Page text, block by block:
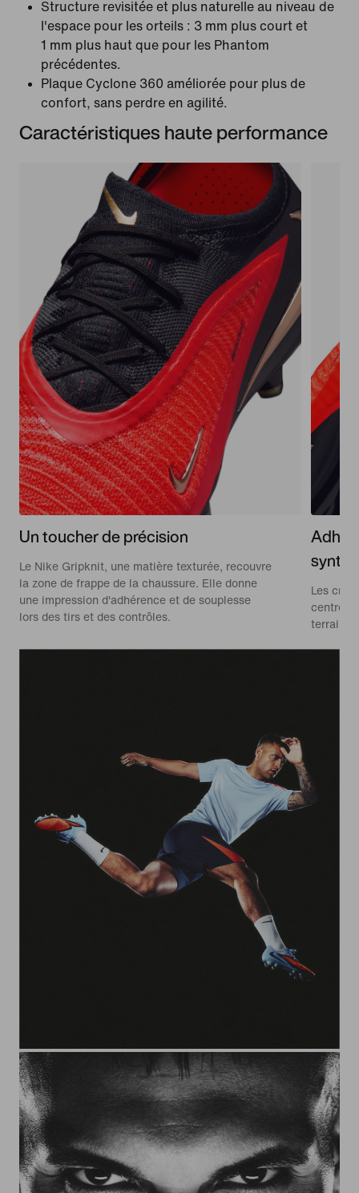
Structure revisitée et plus naturelle au niveau de
l'espace pour les orteils : 3 mm plus court et
1 mm plus haut que pour les Phantom
précédentes.
Plaque Cyclone 360 améliorée pour plus de
confort, sans perdre en agilité.
Caractéristiques haute performance
Un toucher de précision
Le Nike Gripknit, une matière texturée, recouvre
la zone de frappe de la chaussure. Elle donne
une impression d'adhérence et de souplesse
lors des tirs et des contrôles.
Les
centre,
terrains